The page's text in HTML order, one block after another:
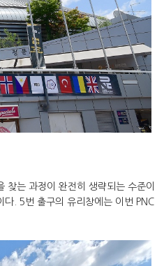
찾는 과정이 완전히 생략되는 수준이
. 5번 출구의 유리창에는 이번 PNC